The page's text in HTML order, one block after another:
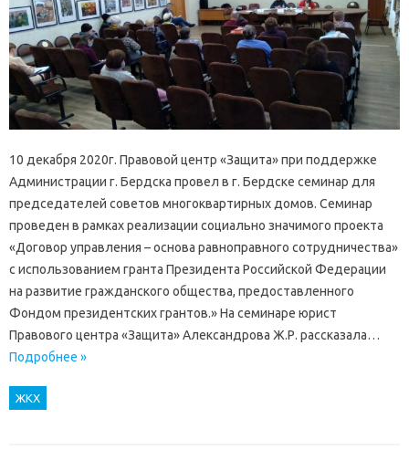
10 декабря 2020г. Правовой центр «Защита» при поддержке
Администрации г. Бердска провел в г. Бердске семинар для
председателей советов многоквартирных домов. Семинар
проведен в рамках реализации социально значимого проекта
«Договор управления – основа равноправного сотрудничества»
с использованием гранта Президента Российской Федерации
на развитие гражданского общества, предоставленного
Фондом президентских грантов.» На семинаре юрист
Правового центра «Защита» Александрова Ж.Р. рассказала…
Подробнее »
ЖКХ